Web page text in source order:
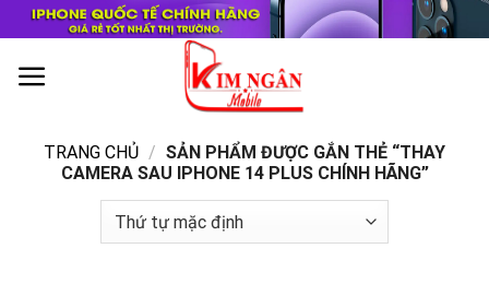
Skip
to
content
TRANG CHỦ / SẢN PHẨM ĐƯỢC GẮN THẺ “THAY
CAMERA SAU IPHONE 14 PLUS CHÍNH HÃNG”